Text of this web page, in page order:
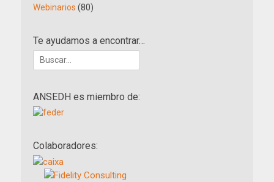
Webinarios (80)
Te ayudamos a encontrar…
Buscar:
ANSEDH es miembro de:
Colaboradores: